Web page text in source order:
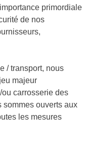
primordiale
de nos
/ transport, nous
majeur
ou carrosserie des
sommes ouverts aux
les mesures